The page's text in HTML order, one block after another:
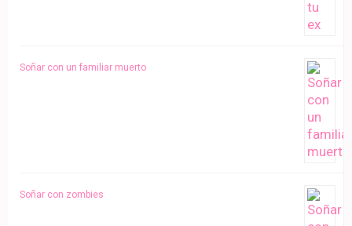
Soñar con un familiar muerto
Soñar con zombies